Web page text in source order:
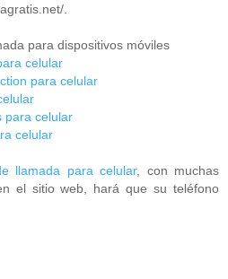
.
para dispositivos móviles
celular
para celular
para celular
celular
llamada para celular, con muchas
el sitio web, hará que su teléfono